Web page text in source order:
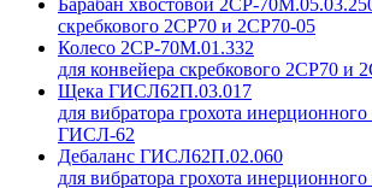
Барабан хвостовой 2СР-
скребкового 2СР70 и 2СР70-05
Колесо 2СР-70М.01.332
для конвейера скребкового 2СР70 и
Щека ГИСЛ62П.03.017
для вибратора грохота
ГИСЛ-62
Дебаланс ГИСЛ62П.02.060
для вибратора грохота